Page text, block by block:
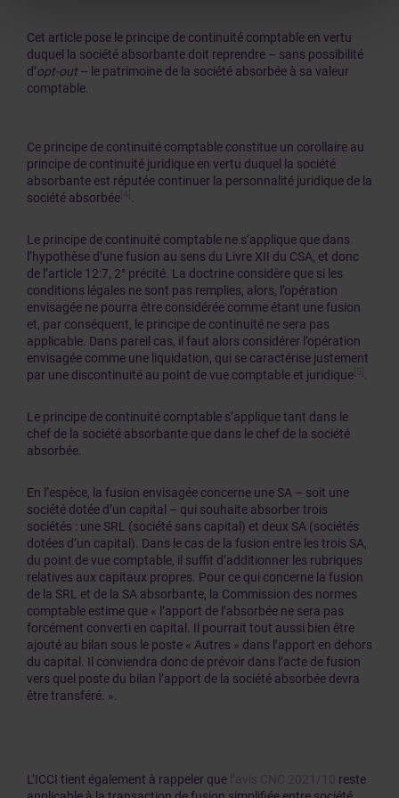
Cet article pose le principe de continuité comptable en vertu
duquel la société absorbante doit reprendre – sans possibilité
d’opt-out– le patrimoine de la société absorbée à sa valeur
comptable.
Ce principe de continuité comptable constitue un corollaire au
principe de continuité juridique en vertu duquel la société
absorbante est réputée continuer la personnalité juridique de la
société absorbée [4]
Le principe de continuité comptable ne s’applique que dans
l’hypothèse d’une fusion au sens du Livre XII du CSA, et donc
de l’article 12:7, 2° précité. La doctrine considère que si les
conditions légales ne sont pas remplies, alors, l’opération
envisagée ne pourra être considérée comme étant une fusion
et, par conséquent, le principe de continuité ne sera pas
applicable. Dans pareil cas, il faut alors considérer l’opération
envisagée comme une liquidation, qui se caractérise justement
par une discontinuité au point de vue comptable et juridique [5]
Le principe de continuité comptable s’applique tant dans le
chef de la société absorbante que dans le chef de la société
absorbée.
En l’espèce, la fusion envisagée concerne une SA – soit une
société dotée d’un capital – qui souhaite absorber trois
sociétés : une SRL (société sans capital) et deux SA (sociétés
dotées d’un capital). Dans le cas de la fusion entre les trois SA,
du point de vue comptable, il suffit d’additionner les rubriques
relatives aux capitaux propres. Pour ce qui concerne la fusion
de la SRL et de la SA absorbante, la Commission des normes
comptable estime que « l’apport de l’absorbée ne sera pas
forcément converti en capital. Il pourrait tout aussi bien être
ajouté au bilan sous le poste « Autres » dans l’apport en dehors
du capital. Il conviendra donc de prévoir dans l’acte de fusion
vers quel poste du bilan l’apport de la société absorbée devra
être transféré. ».
L’ICCI tient également à rappeler que l’avis CNC 2021/10 reste